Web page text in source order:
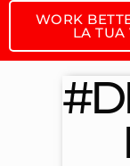
WORK
LA TUA